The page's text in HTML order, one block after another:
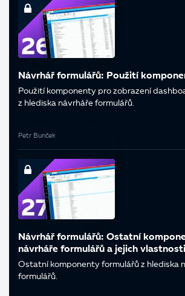
Návrhář formulářů: Použití
Použití komponenty pro zobrazení
z hlediska návrháře formulářů.
Petr Bunček
Návrhář formulářů: Ostatní
návrháře formulářů a jejich vlastnosti
Ostatní komponenty formulářů z hlediska
formulářů.